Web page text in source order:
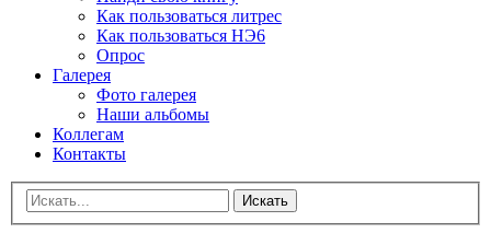
Как пользоваться литрес
Как пользоваться НЭ6
Опрос
Галерея
Фото галерея
Наши альбомы
Коллегам
Контакты
Искать